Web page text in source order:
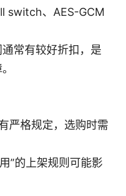
switch、AES-GCM
常有较好折扣，是
严格规定，选购时需
”的上架规则可能影